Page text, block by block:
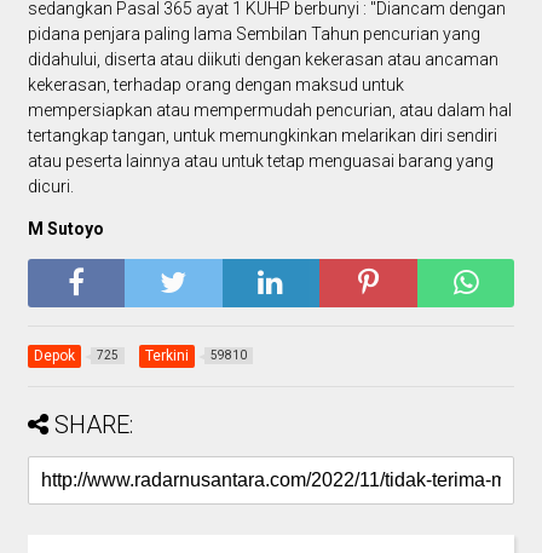
sedangkan Pasal 365 ayat 1 KUHP berbunyi : "Diancam dengan
pidana penjara paling lama Sembilan Tahun pencurian yang
didahului, diserta atau diikuti dengan kekerasan atau ancaman
kekerasan, terhadap orang dengan maksud untuk
mempersiapkan atau mempermudah pencurian, atau dalam hal
tertangkap tangan, untuk memungkinkan melarikan diri sendiri
atau peserta lainnya atau untuk tetap menguasai barang yang
dicuri.
M Sutoyo
Depok 725 Terkini 59810
SHARE: